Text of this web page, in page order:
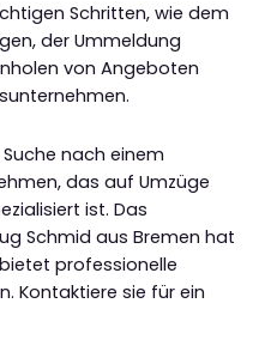
Schritten, wie dem
der Ummeldung
von Angeboten
Suche nach einem
das auf Umzüge
ist. Das
Schmid aus Bremen hat
professionelle
Kontaktiere sie für ein